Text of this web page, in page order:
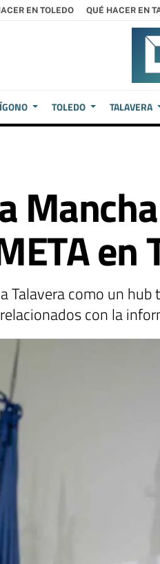
EN TOLEDO QUÉ HACER EN
TOLEDO TALAVERA
en
Talavera como un
con la